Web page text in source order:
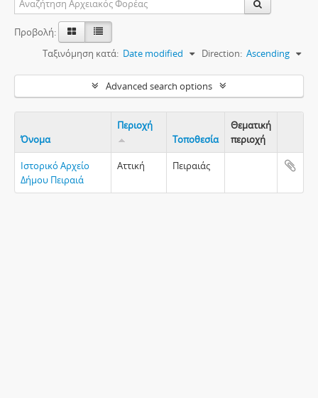
Προβολή:
Ταξινόμηση κατά: Date modified Direction: Ascending
Advanced search options
Όνομα
Περιοχή
Τοποθεσία
Θεματική
περιοχή
Ιστορικό Αρχείο
Δήμου Πειραιά
Αττική Πειραιάς